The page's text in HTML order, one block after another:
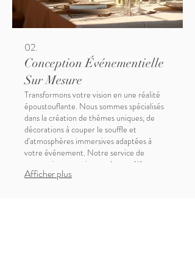
02.
Conception Événementielle
Sur Mesure
Transformons votre vision en une réalité
époustouflante. Nous sommes spécialisés
dans la création de thèmes uniques, de
décorations à couper le souffle et
d'atmosphères immersives adaptées à
votre événement. Notre service de
conception garantit que chaque élément
reflète votre style et votre personnalité.
Afficher plus